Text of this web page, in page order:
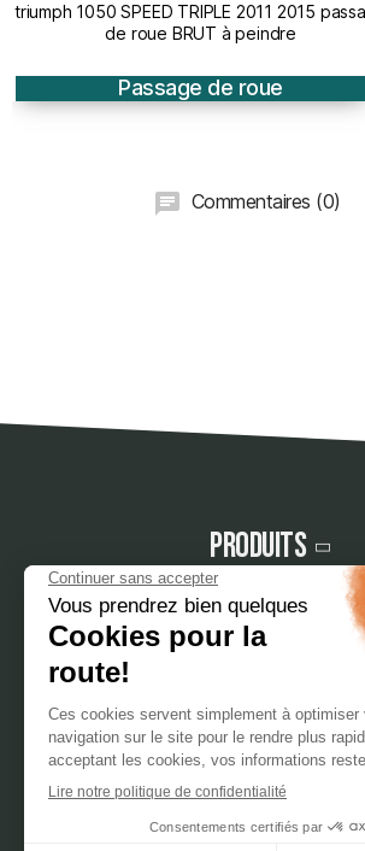
honda 125 FORZA 2015 2018 passage de
BRUT
Passage de roue
Commentaires (0)
Produits
Notre société